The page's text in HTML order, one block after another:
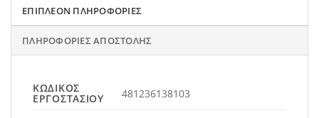
ΕΠΙΠΛΈΟΝ ΠΛΗΡΟΦΟΡΊΕΣ
ΠΛΗΡΟΦΟΡΊΕΣ ΑΠΟΣΤΟΛΉΣ
ΚΩΔΙΚΌΣ
ΕΡΓΟΣΤΑΣΊΟΥ 481236138103